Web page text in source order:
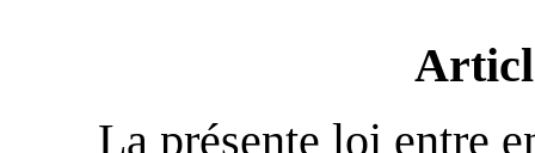
La présente loi entre